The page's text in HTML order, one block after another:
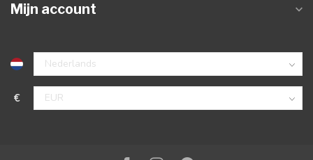
Mijn account
€